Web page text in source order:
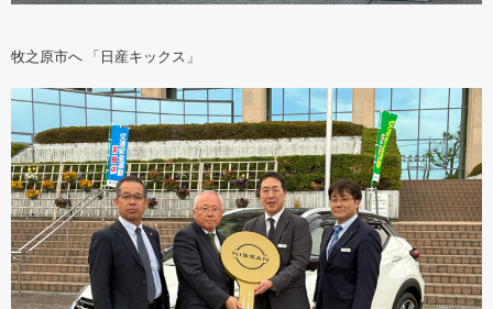
牧之原市へ 「日産キックス」